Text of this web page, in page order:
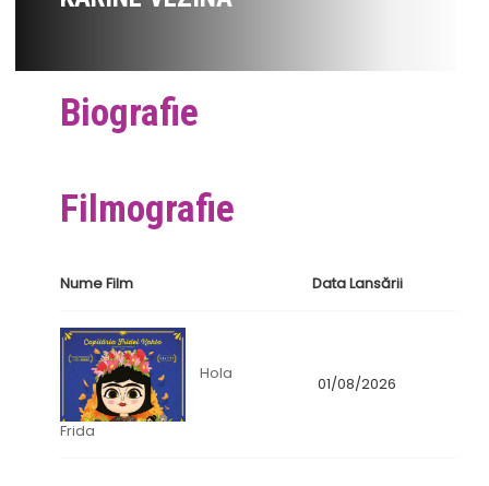
Biografie
Filmografie
Nume Film Data Lansării
Hola
Frida
01/08/2026